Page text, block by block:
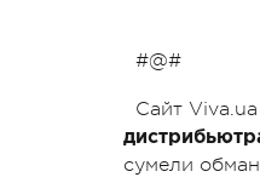
#@#
Сайт
сумели